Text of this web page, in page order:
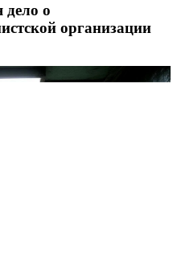
дело о
организации